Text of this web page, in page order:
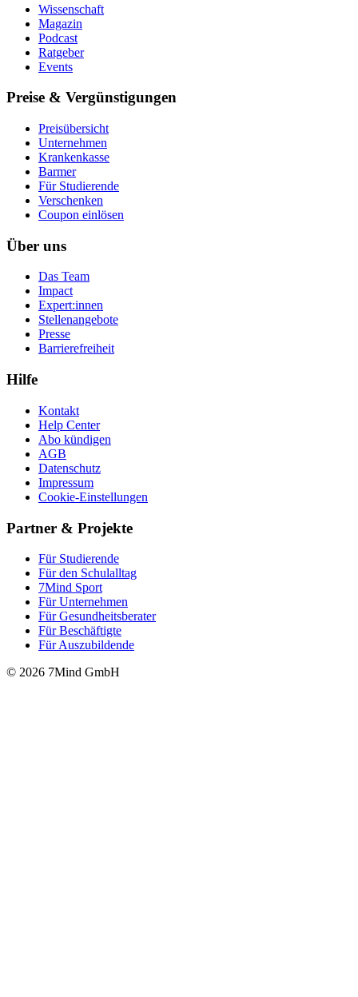
Wissenschaft
Magazin
Podcast
Ratgeber
Events
Preise & Vergünstigungen
Preisübersicht
Unternehmen
Krankenkasse
Barmer
Für Studierende
Ver­schen­ken
Coupon einlösen
Über uns
Das Team
Impact
Expert:innen
Stellenangebote
Presse
Barrierefreiheit
Hilfe
Kontakt
Help Center
Abo kündigen
AGB
Datenschutz
Impressum
Cookie-Einstellungen
Partner & Projekte
Für Stu­die­rende
Für den Schulalltag
7Mind Sport
Für Unter­neh­men
Für Gesund­heits­be­ra­ter
Für Beschäftigte
Für Auszubildende
© 2026 7Mind GmbH